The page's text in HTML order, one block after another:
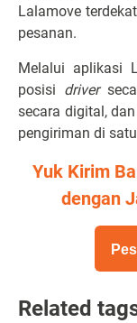
Lalamove
pesanan.
Melalui aplikasi
posisi driver
secara digital,
pengiriman di
Yuk Kirim
dengan
Related